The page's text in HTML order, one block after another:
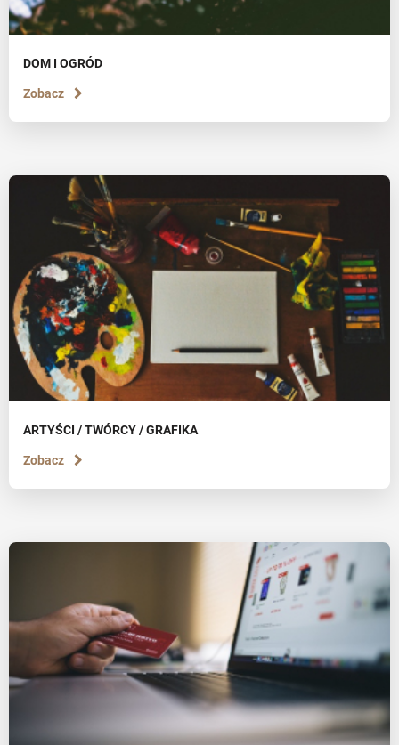
DOM I OGRÓD
Zobacz
ARTYŚCI / TWÓRCY / GRAFIKA
Zobacz